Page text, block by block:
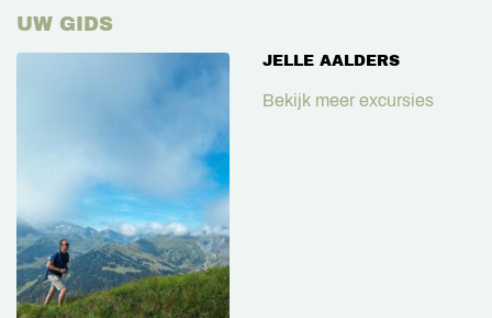
UW GIDS
JELLE AALDERS
Bekijk meer excursies